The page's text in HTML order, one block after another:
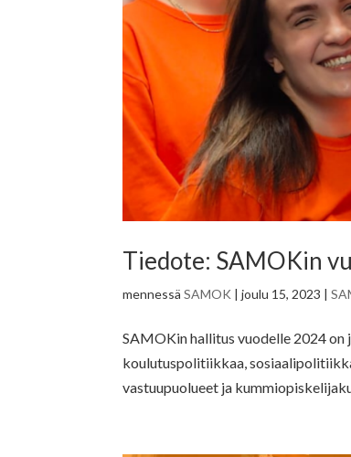
Tiedote: SAMOKin
mennessäSAMOK |joulu 15, 2023 |
SAMOKin hallitus vuodelle 2024 on
koulutuspolitiikkaa,
vastuupuolueet ja